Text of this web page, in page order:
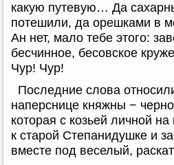
какую путевую… Да
потешили, да орешками в
Ан нет, мало тебе этого:
бесчинное, бесовское
Чур! Чур!
Последние слова
наперснице княжны −
которая с козьей личной
к старой Степанидушке и
вместе под веселый,